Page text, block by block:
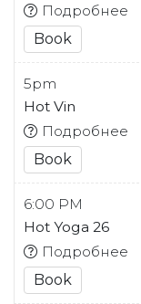
Подробнее
Book
5pm
Hot Vin
Подробнее
Book
6:00 PM
Hot Yoga 26
Подробнее
Book